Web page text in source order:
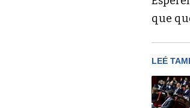
que
LEÉ